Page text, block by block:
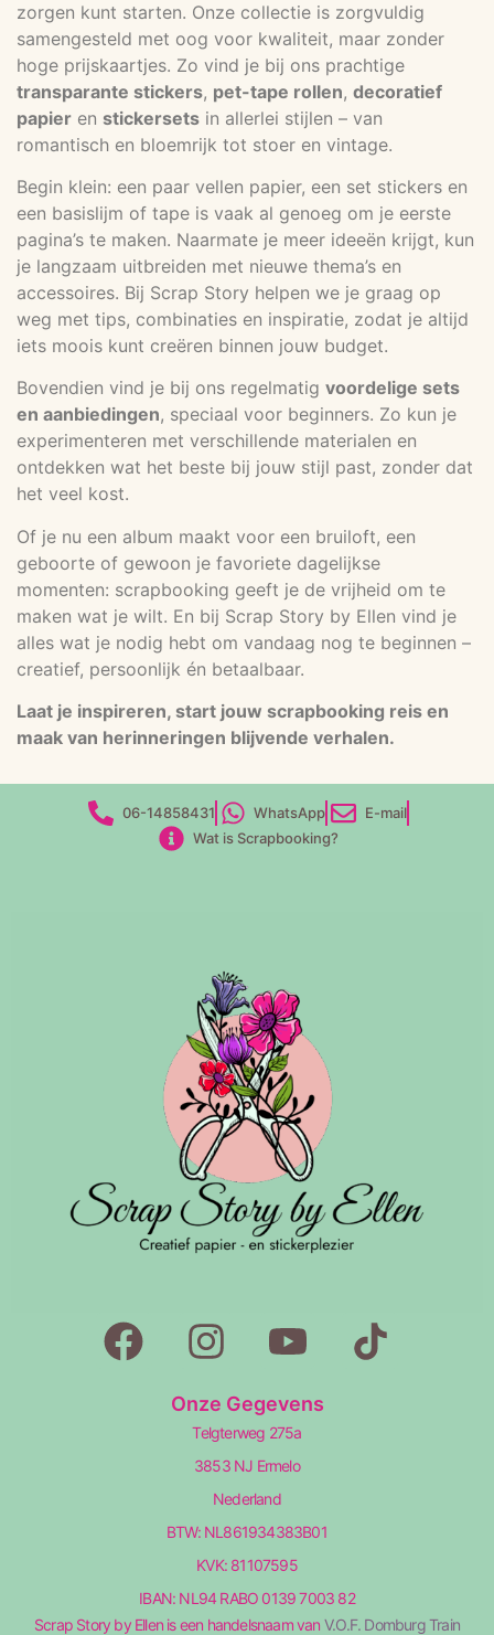
zorgen kunt starten. Onze collectie is zorgvuldig
samengesteld met oog voor kwaliteit, maar zonder
hoge prijskaartjes. Zo vind je bij ons prachtige
transparante stickers, pet-tape rollen, decoratief
papier en stickersets in allerlei stijlen – van
romantisch en bloemrijk tot stoer en vintage.
Begin klein: een paar vellen papier, een set stickers en
een basislijm of tape is vaak al genoeg om je eerste
pagina’s te maken. Naarmate je meer ideeën krijgt, kun
je langzaam uitbreiden met nieuwe thema’s en
accessoires. Bij Scrap Story helpen we je graag op
weg met tips, combinaties en inspiratie, zodat je altijd
iets moois kunt creëren binnen jouw budget.
Bovendien vind je bij ons regelmatig voordelige sets
en aanbiedingen, speciaal voor beginners. Zo kun je
experimenteren met verschillende materialen en
ontdekken wat het beste bij jouw stijl past, zonder dat
het veel kost.
Of je nu een album maakt voor een bruiloft, een
geboorte of gewoon je favoriete dagelijkse
momenten: scrapbooking geeft je de vrijheid om te
maken wat je wilt. En bij Scrap Story by Ellen vind je
alles wat je nodig hebt om vandaag nog te beginnen –
creatief, persoonlijk én betaalbaar.
Laat je inspireren, start jouw scrapbooking reis en
maak van herinneringen blijvende verhalen.
06-14858431 WhatsApp
E-mail
Wat is Scrapbooking?
Onze Gegevens
Telgterweg 275a
3853 NJ Ermelo
Nederland
BTW: NL861934383B01
KVK: 81107595
IBAN: NL94 RABO 0139 7003 82
Scrap Story by Ellen is een handelsnaam van V.O.F. Domburg Train